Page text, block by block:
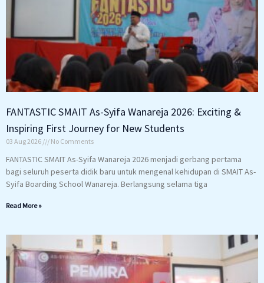
FANTASTIC SMAIT As-Syifa Wanareja 2026: Exciting &
Inspiring First Journey for New Students
03 Aug 2026 No Comments
FANTASTIC SMAIT As-Syifa Wanareja 2026 menjadi gerbang pertama
bagi seluruh peserta didik baru untuk mengenal kehidupan di SMAIT As-
Syifa Boarding School Wanareja. Berlangsung selama tiga
Read More »